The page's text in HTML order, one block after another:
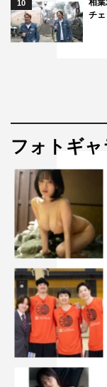
10
チ
フォトギ